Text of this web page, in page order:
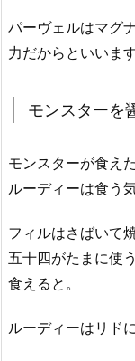
パーヴェルはマグ
力だからといいます
モンスターを
モンスターが食え
ルーディーは食う
フィルはさばいて
五十四がたまに使
食えると。
ルーディーはリド